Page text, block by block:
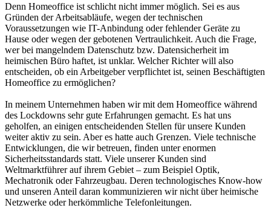
Denn Homeoffice ist schlicht nicht immer möglich. Sei es aus
Gründen der Arbeitsabläufe, wegen der technischen
Voraussetzungen wie IT-Anbindung oder fehlender Geräte zu
Hause oder wegen der gebotenen Vertraulichkeit. Auch die Frage,
wer bei mangelndem Datenschutz bzw. Datensicherheit im
heimischen Büro haftet, ist unklar. Welcher Richter will also
entscheiden, ob ein Arbeitgeber verpflichtet ist, seinen Beschäftigten
Homeoffice zu ermöglichen?
In meinem Unternehmen haben wir mit dem Homeoffice während
des Lockdowns sehr gute Erfahrungen gemacht. Es hat uns
geholfen, an einigen entscheidenden Stellen für unsere Kunden
weiter aktiv zu sein. Aber es hatte auch Grenzen. Viele technische
Entwicklungen, die wir betreuen, finden unter enormen
Sicherheitsstandards statt. Viele unserer Kunden sind
Weltmarktführer auf ihrem Gebiet – zum Beispiel Optik,
Mechatronik oder Fahrzeugbau. Deren technologisches Know-how
und unseren Anteil daran kommunizieren wir nicht über heimische
Netzwerke oder herkömmliche Telefonleitungen.